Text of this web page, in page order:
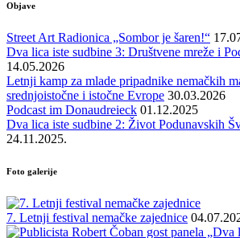
Objave
Street Art Radionica „Sombor je šaren!“
Dva lica iste sudbine 3: Društvene mreže i
14.05.2026
Letnji kamp za mlade pripadnike nemačkih
srednjoistočne i istočne Evrope 30.03.2026
Podcast im Donaudreieck 01.12.2025
Dva lica iste sudbine 2: Život Podunavskih
24.11.2025.
Foto galerije
7. Letnji festival nemačke zajednice